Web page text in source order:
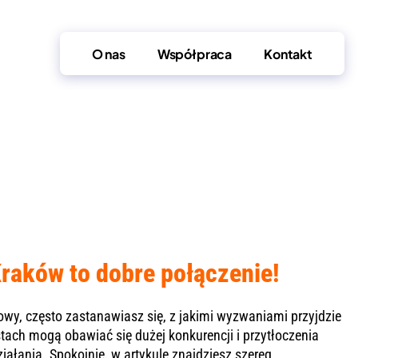
O nas Współpraca Kontakt
to dobre połączenie!
często zastanawiasz się, z jakimi wyzwaniami przyjdzie
mogą obawiać się dużej konkurencji i przytłoczenia
Spokojnie, w artykule znajdziesz szereg